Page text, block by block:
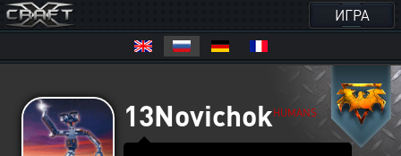
ИГРА
13NovichokHUMANS